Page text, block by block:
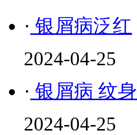
· 银屑病泛红
2024-04-25
· 银屑病 纹身
2024-04-25